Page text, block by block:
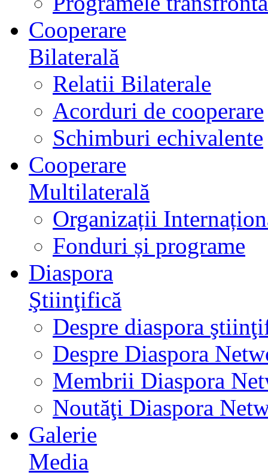
Cooperare
Bilaterală
Relatii Bilaterale
Acorduri de cooperare
Schimburi echivalente
Cooperare
Multilaterală
Organizații
Fonduri și programe
Diaspora
Ştiinţifică
Despre diaspora
Despre Diaspora
Membrii Diaspora
Noutăţi Diaspora
Galerie
Media